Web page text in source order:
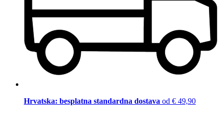
Hrvatska: besplatna standardna dostava od € 49,90